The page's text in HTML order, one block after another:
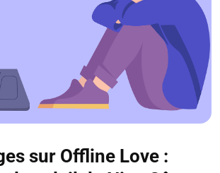
sur Offline Love :